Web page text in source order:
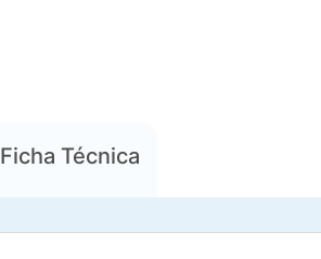
Ficha Técnica